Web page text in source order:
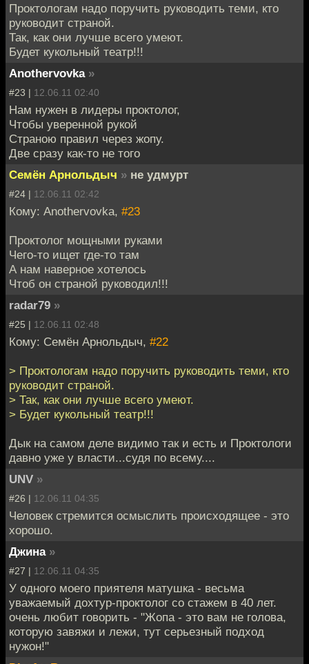
Проктологам надо поручить руководить теми, кто
руководит страной.
Так, как они лучше всего умеют.
Будет кукольный театр!!!
Anothervovka »
#23 | 12.06.11 02:40
Нам нужен в лидеры проктолог,
Чтобы уверенной рукой
Страною правил через жопу.
Две сразу как-то не того
Семён Арнольдыч » не удмурт
#24 | 12.06.11 02:42
Кому: Anothervovka, #23
Проктолог мощными руками
Чего-то ищет где-то там
А нам наверное хотелось
Чтоб он страной руководил!!!
radar79 »
#25 | 12.06.11 02:48
Кому: Семён Арнольдыч, #22
> Проктологам надо поручить руководить теми, кто
руководит страной.
> Так, как они лучше всего умеют.
> Будет кукольный театр!!!
Дык на самом деле видимо так и есть и Проктологи
давно уже у власти...судя по всему....
UNV »
#26 | 12.06.11 04:35
Человек стремится осмыслить происходящее - это
хорошо.
Джина »
#27 | 12.06.11 04:35
У одного моего приятеля матушка - весьма
уважаемый дохтур-проктолог со стажем в 40 лет.
очень любит говорить - "Жопа - это вам не голова,
которую завяжи и лежи, тут серьезный подход
нужон!"